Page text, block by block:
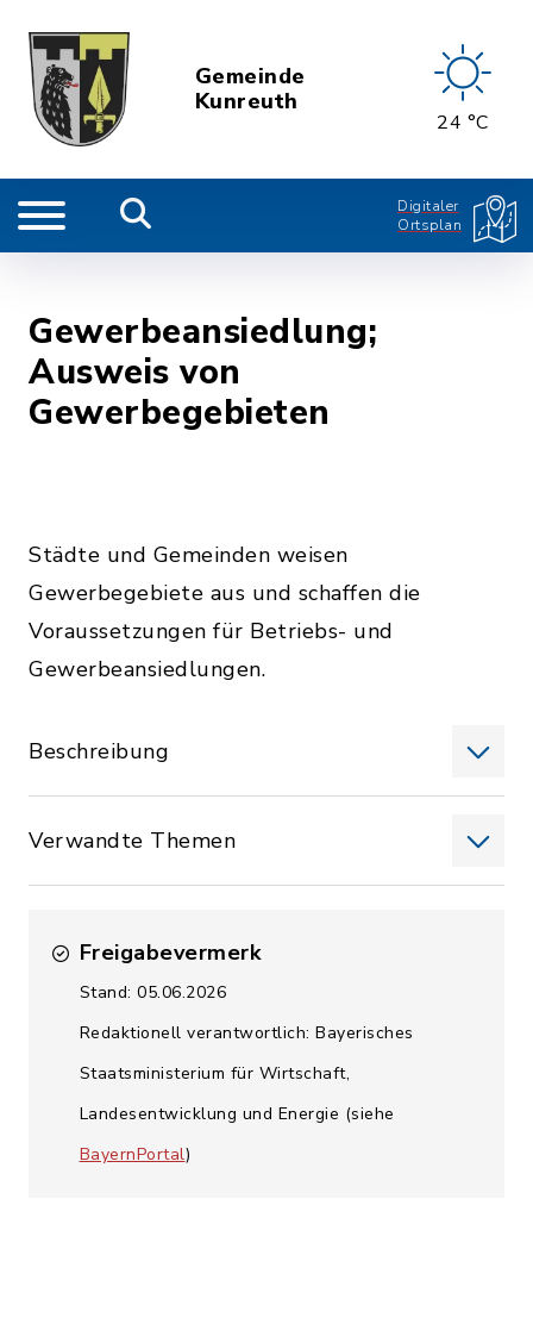
Gemeinde
Kunreuth
24 °C
Digitaler
Ortsplan
Gewerbeansiedlung;
Ausweis von
Gewerbegebieten
Städte und Gemeinden weisen
Gewerbegebiete aus und schaffen die
Voraussetzungen für Betriebs- und
Gewerbeansiedlungen.
Beschreibung
Verwandte Themen
Freigabevermerk
Stand: 05.06.2026
Redaktionell verantwortlich: Bayerisches
Staatsministerium für Wirtschaft,
Landesentwicklung und Energie (siehe
BayernPortal)